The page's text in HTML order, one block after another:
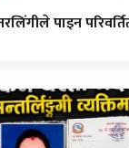
पाइन